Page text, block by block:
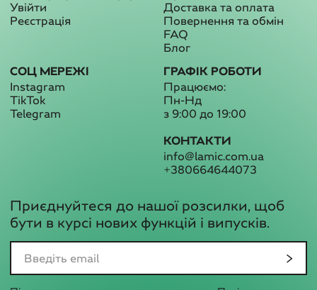
Приєднуйтеся до нашої розсилки, щоб
бути в курсі нових функцій і випусків.
Увійти
Реєстрація
Доставка та оплата
Повернення та обмін
FAQ
Блог
СОЦ МЕРЕЖІ
Instagram
TikTok
Telegram
ГРАФІК РОБОТИ
Працюємо:
Пн-Нд
з 9:00 до 19:00
КОНТАКТИ
info@lamic.com.ua
+380664644073